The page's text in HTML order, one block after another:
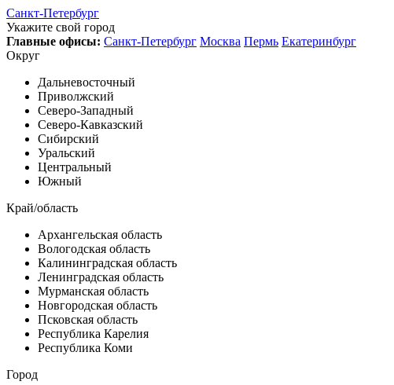
Санкт-Петербург
Укажите свой город
Главные офисы: Санкт-Петербург Москва Пермь Екатеринбург
Округ
Дальневосточный
Приволжский
Северо-Западный
Северо-Кавказский
Сибирский
Уральский
Центральный
Южный
Край/область
Архангельская область
Вологодская область
Калининградская область
Ленинградская область
Мурманская область
Новгородская область
Псковская область
Республика Карелия
Республика Коми
Город